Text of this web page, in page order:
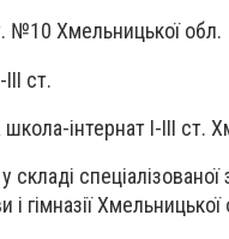
№10 Хмельницької обл.
ст.
інтернат І-ІІІ ст.
спеціалізованої
гімназії Хмельницької